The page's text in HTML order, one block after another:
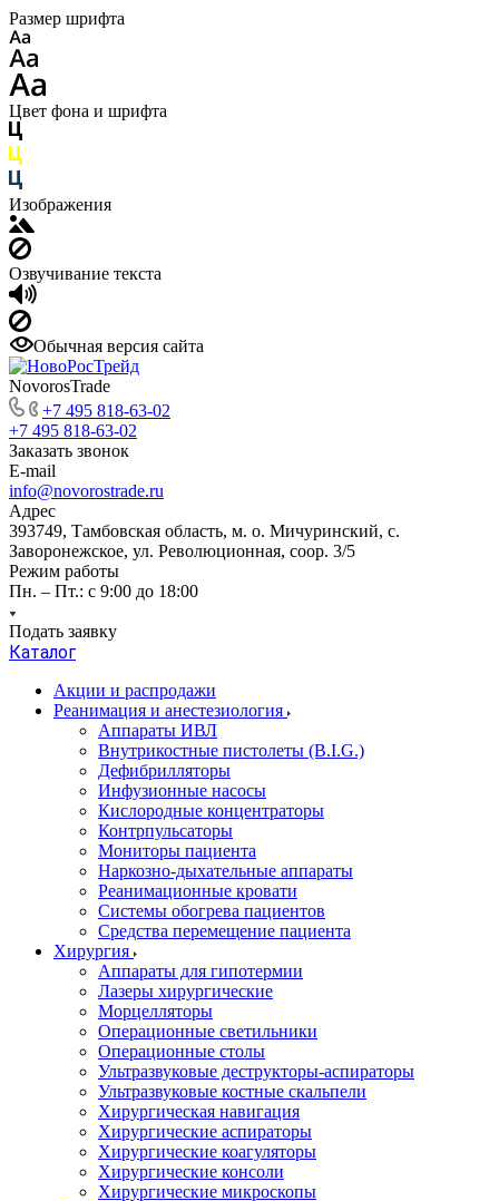
Размер шрифта
Цвет фона и шрифта
Изображения
Озвучивание текста
Обычная версия сайта
NovorosTrade
+7 495 818-63-02
+7 495 818-63-02
Заказать звонок
E-mail
info@novorostrade.ru
Адрес
393749, Тамбовская область, м. о. Мичуринский, с.
Заворонежское, ул. Революционная, соор. 3/5
Режим работы
Пн. – Пт.: с 9:00 до 18:00
Подать заявку
Каталог
Акции и распродажи
Реанимация и анестезиология
Аппараты ИВЛ
Внутрикостные пистолеты (B.I.G.)
Дефибрилляторы
Инфузионные насосы
Кислородные концентраторы
Контрпульсаторы
Мониторы пациента
Наркозно-дыхательные аппараты
Реанимационные кровати
Системы обогрева пациентов
Средства перемещение пациента
Хирургия
Аппараты для гипотермии
Лазеры хирургические
Морцелляторы
Операционные светильники
Операционные столы
Ультразвуковые деструкторы-аспираторы
Ультразвуковые костные скальпели
Хирургическая навигация
Хирургические аспираторы
Хирургические коагуляторы
Хирургические консоли
Хирургические микроскопы